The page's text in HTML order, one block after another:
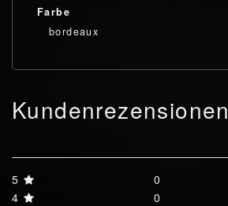
Farbe
bordeaux
Kundenrezensionen
5
0
4
0